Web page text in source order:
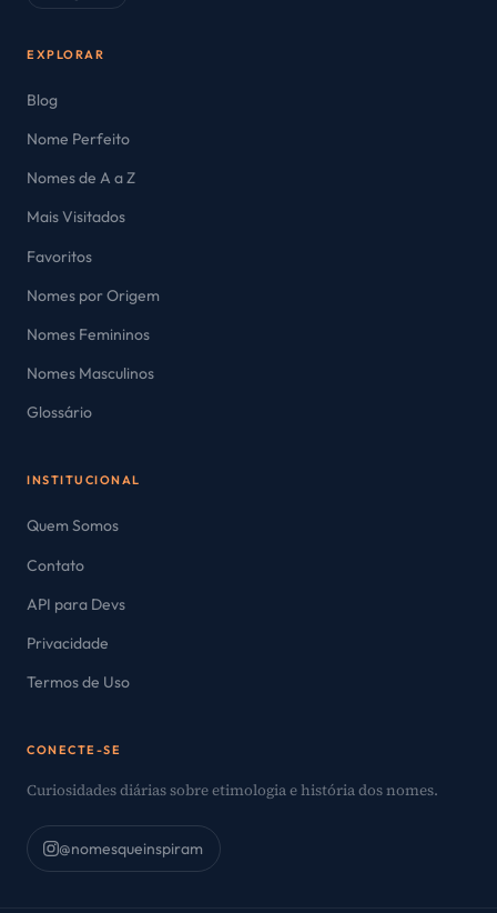
EXPLORAR
Blog
Nome Perfeito
Nomes de A a Z
Mais Visitados
Favoritos
Nomes por Origem
Nomes Femininos
Nomes Masculinos
Glossário
INSTITUCIONAL
Quem Somos
Contato
API para Devs
Privacidade
Termos de Uso
CONECTE-SE
Curiosidades diárias sobre etimologia e história dos nomes.
@nomesqueinspiram